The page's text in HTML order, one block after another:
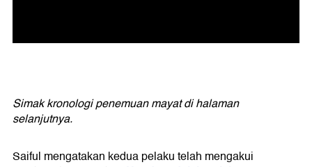
Simak kronologi penemuan mayat di halaman
selanjutnya.
Saiful mengatakan kedua pelaku telah mengakui